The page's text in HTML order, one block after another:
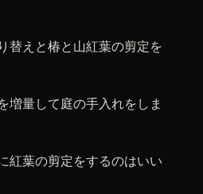
替えと椿と山紅葉の剪定を
増量して庭の手入れをしま
紅葉の剪定をするのはいい